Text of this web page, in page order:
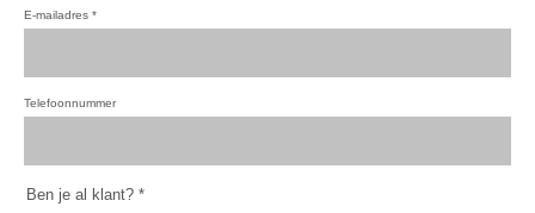
E-mailadres *
Telefoonnummer
Ben je al klant? *